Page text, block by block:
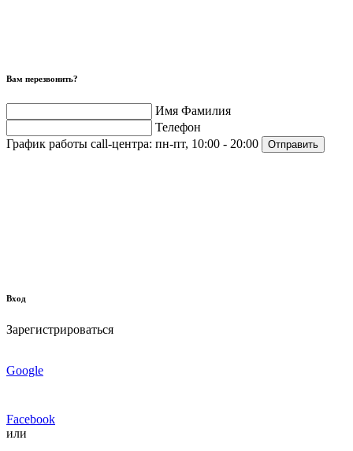
Вам перезвонить?
Имя Фамилия
Телефон
График работы call-центра: пн-пт, 10:00 - 20:00 Отправить
Вход
Зарегистрироваться
Google
Facebook
или